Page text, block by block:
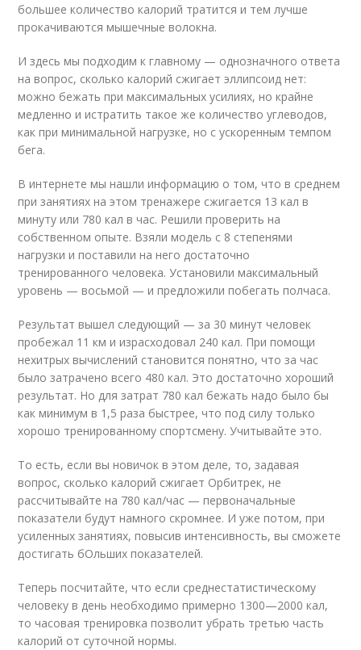
большее количество калорий тратится и тем лучше
прокачиваются мышечные волокна.
И здесь мы подходим к главному — однозначного ответа
на вопрос, сколько калорий сжигает эллипсоид нет:
можно бежать при максимальных усилиях, но крайне
медленно и истратить такое же количество углеводов,
как при минимальной нагрузке, но с ускоренным темпом
бега.
В интернете мы нашли информацию о том, что в среднем
при занятиях на этом тренажере сжигается 13 кал в
минуту или 780 кал в час. Решили проверить на
собственном опыте. Взяли модель с 8 степенями
нагрузки и поставили на него достаточно
тренированного человека. Установили максимальный
уровень — восьмой — и предложили побегать полчаса.
Результат вышел следующий — за 30 минут человек
пробежал 11 км и израсходовал 240 кал. При помощи
нехитрых вычислений становится понятно, что за час
было затрачено всего 480 кал. Это достаточно хороший
результат. Но для затрат 780 кал бежать надо было бы
как минимум в 1,5 раза быстрее, что под силу только
хорошо тренированному спортсмену. Учитывайте это.
То есть, если вы новичок в этом деле, то, задавая
вопрос, сколько калорий сжигает Орбитрек, не
рассчитывайте на 780 кал/час — первоначальные
показатели будут намного скромнее. И уже потом, при
усиленных занятиях, повысив интенсивность, вы сможете
достигать бОльших показателей.
Теперь посчитайте, что если среднестатистическому
человеку в день необходимо примерно 1300—2000 кал,
то часовая тренировка позволит убрать третью часть
калорий от суточной нормы.